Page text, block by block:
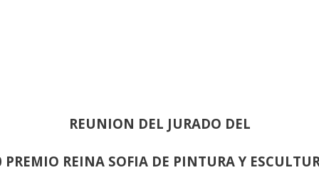
REUNION DEL JURADO DEL
PREMIO REINA SOFIA DE PINTURA Y